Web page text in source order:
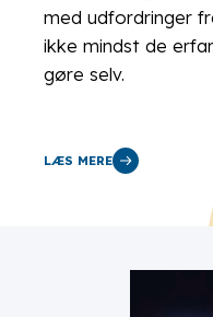
med udfordringer
ikke mindst de
gøre selv.
LÆS MERE